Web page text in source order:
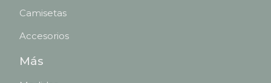
Camisetas
Accesorios
Más